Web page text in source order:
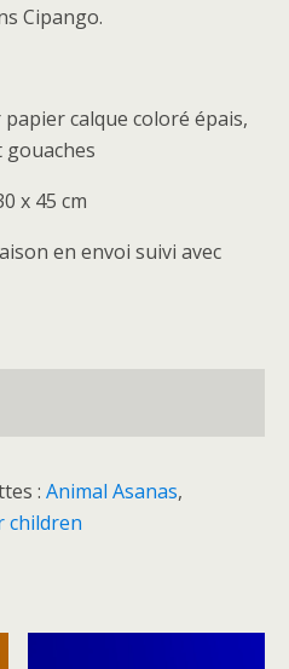
Cipango.
calque coloré épais,
gouaches
x 45 cm
en envoi suivi avec
: Animal Asanas,
children